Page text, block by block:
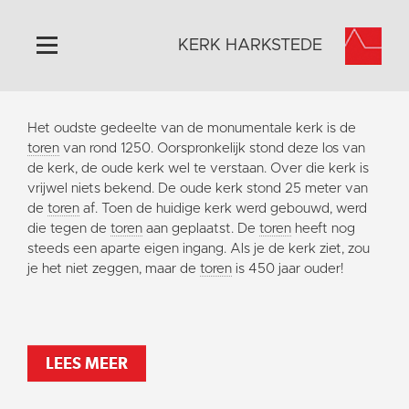
Home
Algemeen
Historie
Omgeving
Activiteiten
Steun ons
KERK HARKSTEDE
Het oudste gedeelte van de monumentale kerk is de
toren van rond 1250. Oorspronkelijk stond deze los van
de kerk, de oude kerk wel te verstaan. Over die kerk is
vrijwel niets bekend. De oude kerk stond 25 meter van
de toren af. Toen de huidige kerk werd gebouwd, werd
die tegen de toren aan geplaatst. De toren heeft nog
steeds een aparte eigen ingang. Als je de kerk ziet, zou
je het niet zeggen, maar de toren is 450 jaar ouder!
LEES MEER